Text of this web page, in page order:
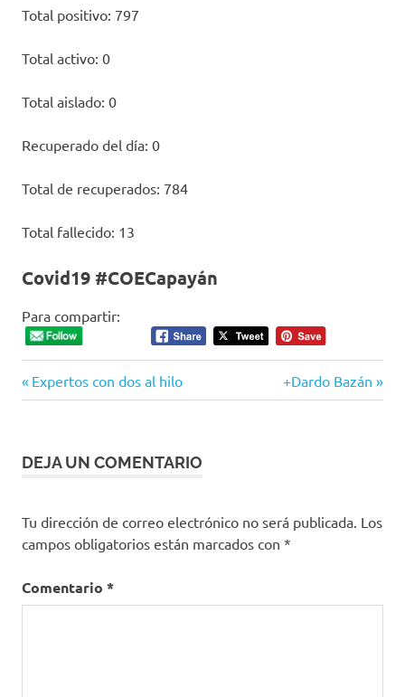
Total positivo: 797
Total activo: 0
Total aislado: 0
Recuperado del día: 0
Total de recuperados: 784
Total fallecido: 13
Covid19 #COECapayán
Para compartir:
Navegación
entradas
Entrada
anterior:
Expertos con dos al hilo
Siguiente
entrada:
+Dardo Bazán
DEJA UN COMENTARIO
Tu dirección de correo electrónico no será publicada. Los
campos obligatorios están marcados con *
Comentario *